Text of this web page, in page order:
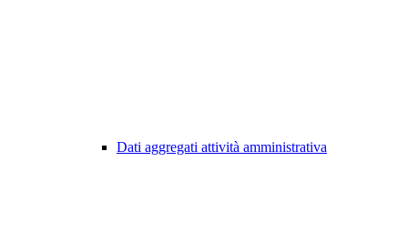
Dati aggregati attività amministrativa